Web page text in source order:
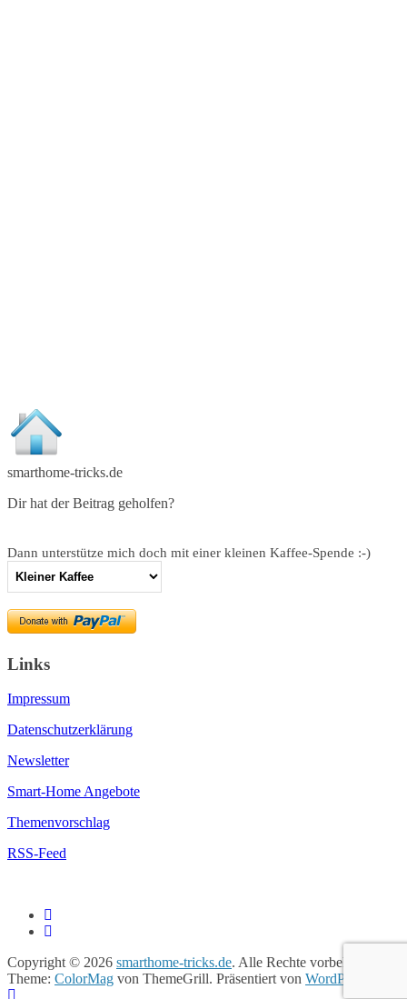
smarthome-tricks.de
Dir hat der Beitrag geholfen?
Dann unterstütze mich doch mit einer kleinen Kaffee-Spende :-)
Links
Impressum
Datenschutzerklärung
Newsletter
Smart-Home Angebote
Themenvorschlag
RSS-Feed
Copyright © 2026 smarthome-tricks.de. Alle Rechte vorbehalten.
Theme: ColorMag von ThemeGrill. Präsentiert von WordPress